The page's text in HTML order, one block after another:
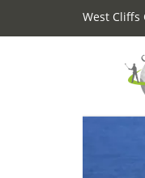
West Cliffs